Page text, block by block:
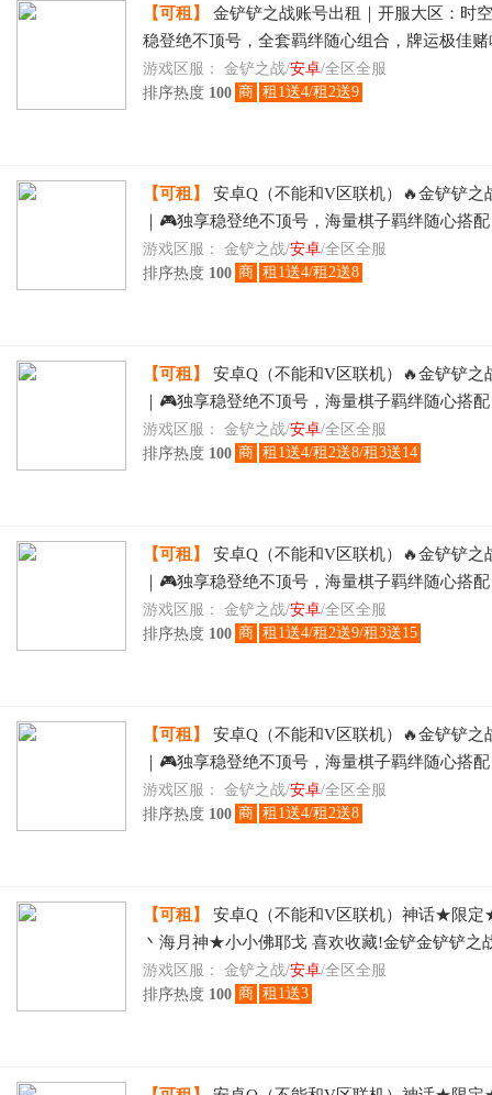
【可租】
金铲铲之战账号出租｜开服大区：时
稳登绝不顶号，全套羁绊随心组合，牌运极佳
租日租物美价廉速玩
游戏区服： 金铲之战/安卓/全区全服
排序热度 100 商 租1送4/租2送9
【可租】
安卓Q（不能和V区联机）🔥金铲铲之
｜🎮独享稳登绝不顶号，海量棋子羁绊随心搭
层出不穷，🎯博弈运营冲刺段位登顶，时租日
刻畅玩
游戏区服： 金铲之战/安卓/全区全服
排序热度 100 商 租1送4/租2送8
【可租】
安卓Q（不能和V区联机）🔥金铲铲之
｜🎮独享稳登绝不顶号，海量棋子羁绊随心搭
层出不穷，🎯博弈运营冲刺段位登顶，时租日
刻畅玩
游戏区服： 金铲之战/安卓/全区全服
排序热度 100 商 租1送4/租2送8/租3送14
【可租】
安卓Q（不能和V区联机）🔥金铲铲之
｜🎮独享稳登绝不顶号，海量棋子羁绊随心搭
层出不穷，🎯博弈运营冲刺段位登顶，时租日
刻畅玩
游戏区服： 金铲之战/安卓/全区全服
排序热度 100 商 租1送4/租2送9/租3送15
【可租】
安卓Q（不能和V区联机）🔥金铲铲之
｜🎮独享稳登绝不顶号，海量棋子羁绊随心搭
层出不穷，🎯博弈运营冲刺段位登顶，时租日
刻畅玩
游戏区服： 金铲之战/安卓/全区全服
排序热度 100 商 租1送4/租2送8
【可租】
安卓Q（不能和V区联机）神话★限
丶海月神★小小佛耶戈 喜欢收藏!金铲金铲铲之
弈 喜欢收藏!神话★限定★月华之子丶海月神★
游戏区服： 金铲之战/安卓/全区全服
排序热度 100 商 租1送3